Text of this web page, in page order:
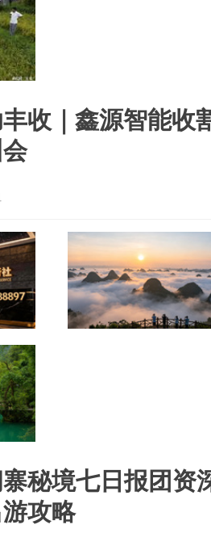
收｜鑫源智能收
秘境七日报团资
攻略